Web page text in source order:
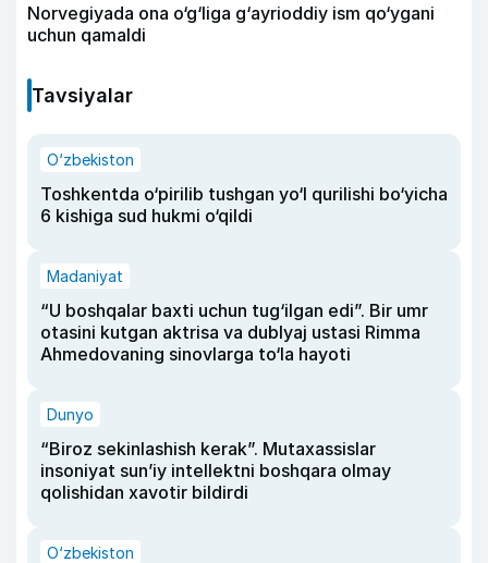
Norvegiyada ona o‘g‘liga g‘ayrioddiy ism qo‘ygani
uchun qamaldi
Tavsiyalar
O‘zbekiston
Toshkentda o‘pirilib tushgan yo‘l qurilishi bo‘yicha
6 kishiga sud hukmi o‘qildi
Madaniyat
“U boshqalar baxti uchun tug‘ilgan edi”. Bir umr
otasini kutgan aktrisa va dublyaj ustasi Rimma
Ahmedovaning sinovlarga to‘la hayoti
Dunyo
“Biroz sekinlashish kerak”. Mutaxassislar
insoniyat sun’iy intellektni boshqara olmay
qolishidan xavotir bildirdi
O‘zbekiston